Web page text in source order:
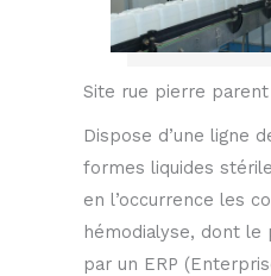
Site rue pierre parent
Dispose d’une ligne
formes liquides
en l’occurrence les
hémodialyse, dont
par un ERP